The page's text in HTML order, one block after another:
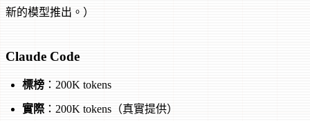
新的模型推出。）
Claude Code
標榜 ：200K tokens
實際：200K tokens（真實提供）